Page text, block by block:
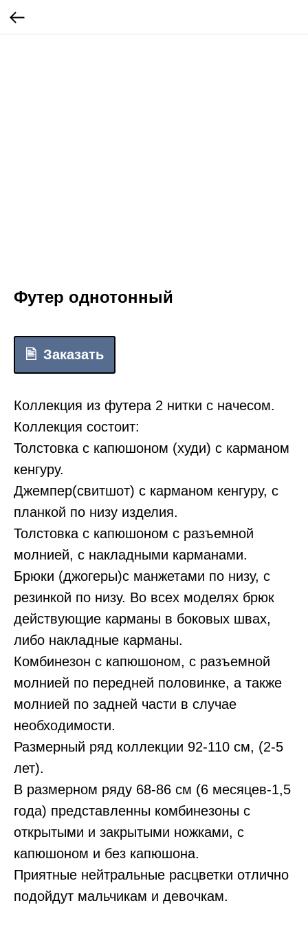
Футер однотонный
Заказать
Коллекция из футера 2 нитки с начесом.
Коллекция состоит:
Толстовка с капюшоном (худи) с карманом
кенгуру.
Джемпер(свитшот) с карманом кенгуру, с
планкой по низу изделия.
Толстовка с капюшоном с разъемной
молнией, с накладными карманами.
Брюки (джогеры)с манжетами по низу, с
резинкой по низу. Во всех моделях брюк
действующие карманы в боковых швах,
либо накладные карманы.
Комбинезон с капюшоном, с разъемной
молнией по передней половинке, а также
молнией по задней части в случае
необходимости.
Размерный ряд коллекции 92-110 см, (2-5
лет).
В размерном ряду 68-86 см (6 месяцев-1,5
года) представленны комбинезоны с
открытыми и закрытыми ножками, с
капюшоном и без капюшона.
Приятные нейтральные расцветки отлично
подойдут мальчикам и девочкам.